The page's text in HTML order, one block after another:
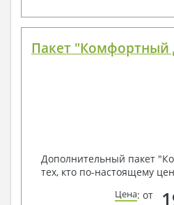
Пакет "Комфортный
Дополнительный пакет
тех, кто по-настоящему
Цена: от